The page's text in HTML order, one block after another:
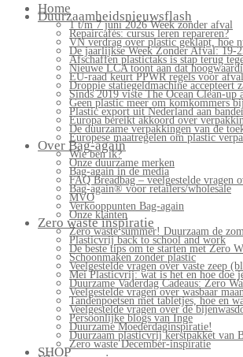
Home
Duurzaamheidsnieuwsflash
1 t/m 7 juni 2026 Week zonder afval
Repaircafés: cursus leren repareren?
VN verdrag over plastic geklapt, hoe
De jaarlijkse Week Zonder Afval: 19-
Afschaffen plastictaks is stap terug
Nieuwe LCA toont aan dat
EU-raad keurt PPWR regels voor
Droppie statiegeldmachine accepteert
Sinds 2019 viste The Ocean Clean-
Geen plastic meer om komkommers
Plastic export uit Nederland aan
Europa bereikt akkoord over
De duurzame verpakkingen van de
Europese maatregelen om plastic
Over Bag-again
Wie ben ik?
Onze duurzame merken
Bag-again in de media
FAQ Breadbag – veelgestelde vragen
Bag-again® voor retailers/wholesale
MVO
Verkooppunten Bag-again
Onze klanten
Zero waste inspiratie
Zero waste summer! Duurzaam de
Plasticvrij back to school and work
De beste tips om te starten met Zero
Schoonmaken zonder plastic
Veelgestelde vragen over vaste zeep
Mei Plasticvrij: wat is het en hoe doe
Duurzame Vaderdag Cadeaus: Zero
Veelgestelde vragen over wasbaar
Tandenpoetsen met tabletjes, hoe en
Veelgestelde vragen over de
Persoonlijke blogs van Inge
Duurzame Moederdaginspiratie!
Duurzaam plasticvrij kerstpakket van
Zero waste December-inspiratie
SHOP